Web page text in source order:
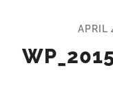
APRIL